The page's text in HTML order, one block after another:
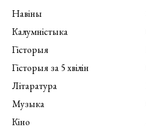
Навіны
Калумністыка
Гісторыя
Гісторыя за 5 хвілін
Літаратура
Музыка
Кіно